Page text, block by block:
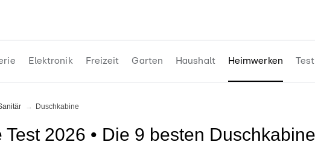
Elektronik Freizeit Garten Haushalt Heimwerken
Duschkabine
Test 2026 • Die 9 besten